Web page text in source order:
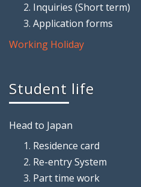
Inquiries (Short term)
Application forms
Working Holiday
Student life
Head to Japan
Residence card
Re-entry System
Part time work